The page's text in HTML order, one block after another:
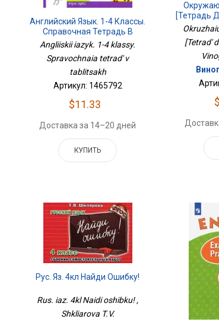
Английский Язык. 1-4 Классы.
Справочная Тетрадь В
Таблицах
Angliiskii iazyk. 1-4 klassy.
Spravochnaia tetrad' v
tablitsakh
Артикул: 1465792
$11.33
Доставка за 14–20 дней
КУПИТЬ
[Тетрадь
[Tetrad'
Рус. Яз. 4кл Найди Ошибку!
Rus. iaz. 4kl Naidi oshibku! ,
Shkliarova T.V.